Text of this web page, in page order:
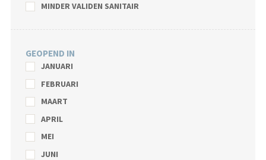
MINDER VALIDEN SANITAIR
GEOPEND IN
JANUARI
FEBRUARI
MAART
APRIL
MEI
JUNI